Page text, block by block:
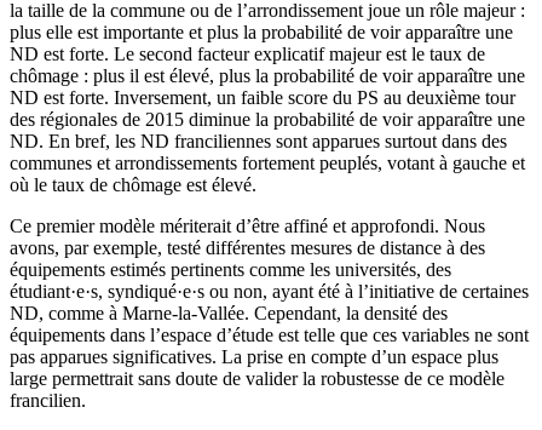
la taille de la commune ou de l’arrondissement joue un rôle majeur :
plus elle est importante et plus la probabilité de voir apparaître une
ND est forte. Le second facteur explicatif majeur est le taux de
chômage : plus il est élevé, plus la probabilité de voir apparaître une
ND est forte. Inversement, un faible score du PS au deuxième tour
des régionales de 2015 diminue la probabilité de voir apparaître une
ND. En bref, les ND franciliennes sont apparues surtout dans des
communes et arrondissements fortement peuplés, votant à gauche et
où le taux de chômage est élevé.
Ce premier modèle mériterait d’être affiné et approfondi. Nous
avons, par exemple, testé différentes mesures de distance à des
équipements estimés pertinents comme les universités, des
étudiant·e·s, syndiqué·e·s ou non, ayant été à l’initiative de certaines
ND, comme à Marne-la-Vallée. Cependant, la densité des
équipements dans l’espace d’étude est telle que ces variables ne sont
pas apparues significatives. La prise en compte d’un espace plus
large permettrait sans doute de valider la robustesse de ce modèle
francilien.